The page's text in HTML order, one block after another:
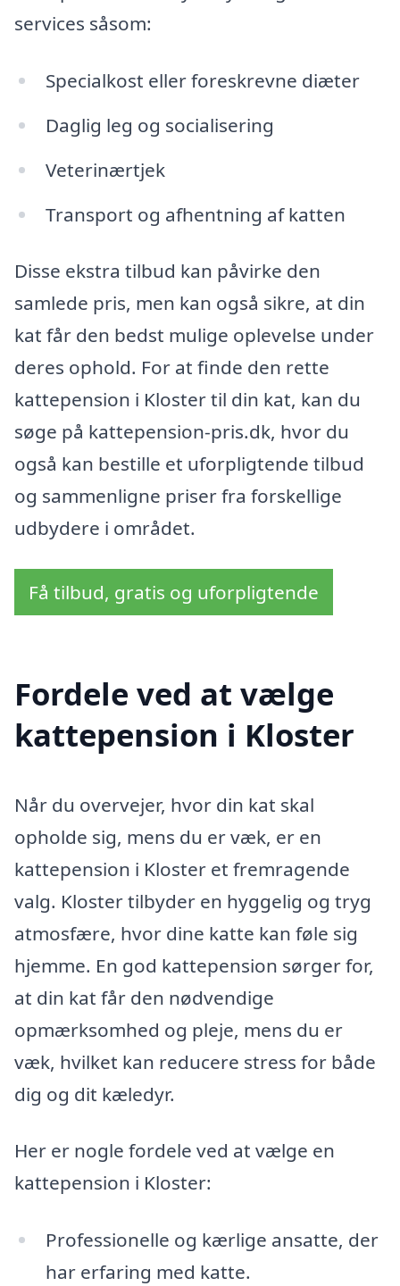
services såsom:
Specialkost eller foreskrevne diæter
Daglig leg og socialisering
Veterinærtjek
Transport og afhentning af katten
Disse ekstra tilbud kan påvirke den
samlede pris, men kan også sikre, at din
kat får den bedst mulige oplevelse under
deres ophold. For at finde den rette
kattepension i Kloster til din kat, kan du
søge på kattepension-pris.dk, hvor du
også kan bestille et uforpligtende tilbud
og sammenligne priser fra forskellige
udbydere i området.
Få tilbud, gratis og uforpligtende
Fordele ved at vælge
kattepension i Kloster
Når du overvejer, hvor din kat skal
opholde sig, mens du er væk, er en
kattepension i Kloster et fremragende
valg. Kloster tilbyder en hyggelig og tryg
atmosfære, hvor dine katte kan føle sig
hjemme. En god kattepension sørger for,
at din kat får den nødvendige
opmærksomhed og pleje, mens du er
væk, hvilket kan reducere stress for både
dig og dit kæledyr.
Her er nogle fordele ved at vælge en
kattepension i Kloster:
Professionelle og kærlige ansatte, der
har erfaring med katte.